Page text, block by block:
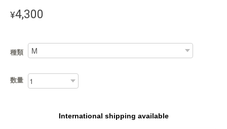
¥4,300
種類
数量
International shipping available